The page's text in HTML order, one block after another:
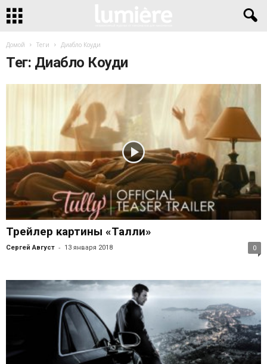
Домой Теги Диабло Коуди
Тег: Диабло Коуди
Трейлер картины «Талли»
Сергей Август - 13 января 2018 0